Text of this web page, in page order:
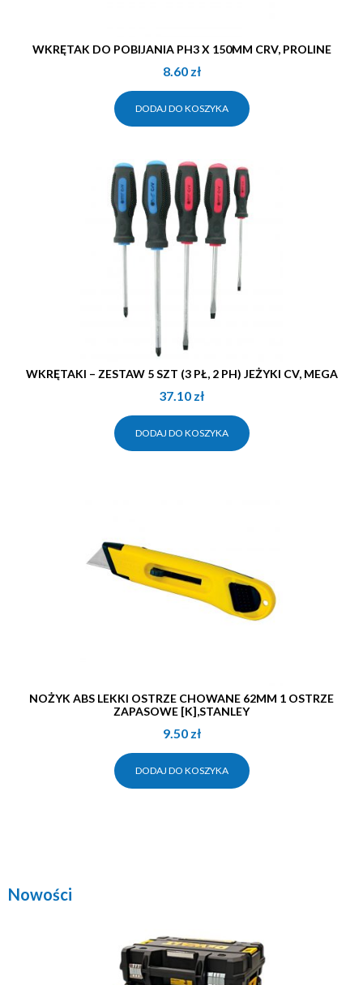
WKRĘTAK DO POBIJANIA PH3 X 150MM CRV, PROLINE
8.60 zł
DODAJ DO KOSZYKA
WKRĘTAKI – ZESTAW 5 SZT (3 PŁ, 2 PH) JEŻYKI CV, MEGA
37.10 zł
DODAJ DO KOSZYKA
NOŻYK ABS LEKKI OSTRZE CHOWANE 62MM 1 OSTRZE
ZAPASOWE [K],STANLEY
9.50 zł
DODAJ DO KOSZYKA
Nowości